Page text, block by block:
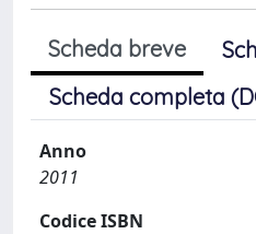
Scheda breve
Scheda completa
Anno
2011
Codice ISBN